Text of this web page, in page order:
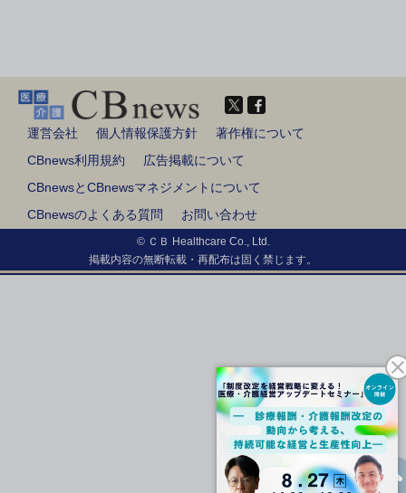
運営会社 個人情報保護方針
著作権について
CBnews利用規約
広告掲載について
CBnewsとCBnewsマネジメントについて
CBnewsのよくある質問
お問い合わせ
© ＣＢ Healthcare Co., Ltd.
掲載内容の無断転載・再配布は固く禁じます。